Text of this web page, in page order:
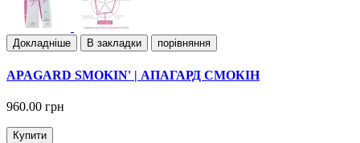
Докладнiше В закладки порівняння
APAGARD SMOKIN' | АПАГАРД СМОКІН
960.00 грн
Купити